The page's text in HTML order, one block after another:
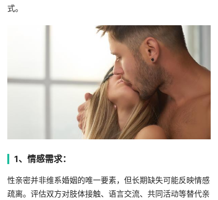
式。
1、情感需求：
性亲密并非维系婚姻的唯一要素，但长期缺失可能反映情感
疏离。评估双方对肢体接触、语言交流、共同活动等替代亲